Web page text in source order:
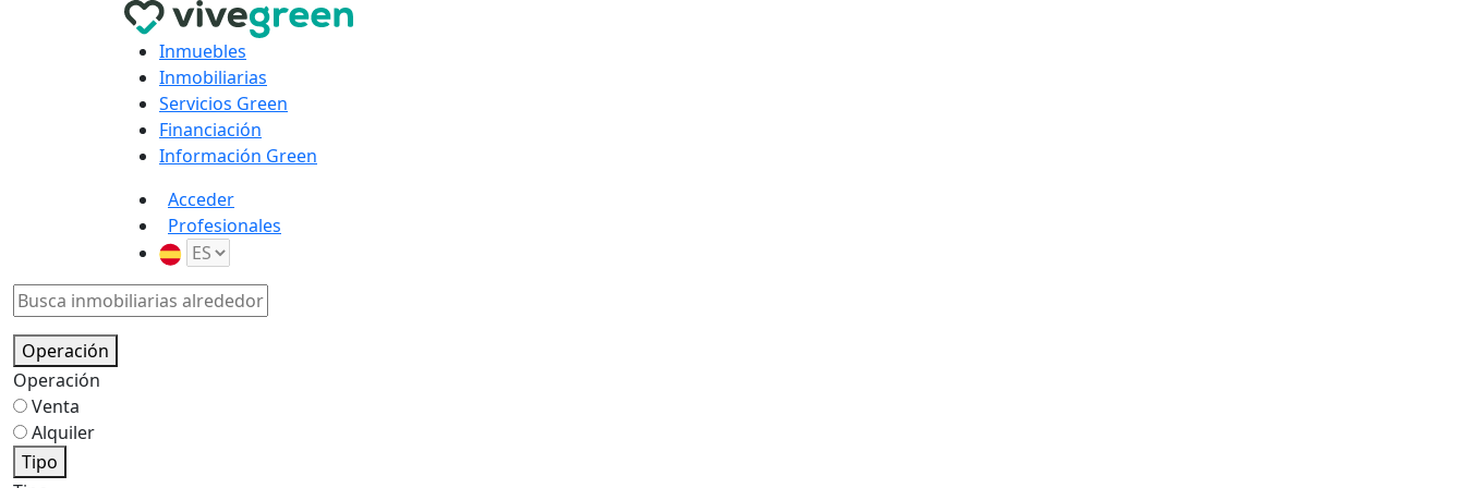
Inmuebles
Inmobiliarias
Servicios Green
Financiación
Información Green
Acceder
Profesionales
Operación
Operación
Venta
Alquiler
Tipo